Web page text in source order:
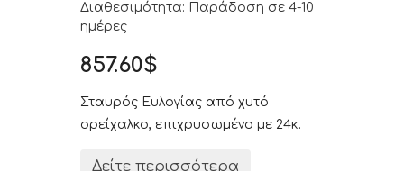
Διαθεσιμότητα: Παράδοση σε 4-10
ημέρες
857.60$
Σταυρός Ευλογίας από χυτό
ορείχαλκο, επιχρυσωμένο με 24κ.
Δείτε περισσότερα